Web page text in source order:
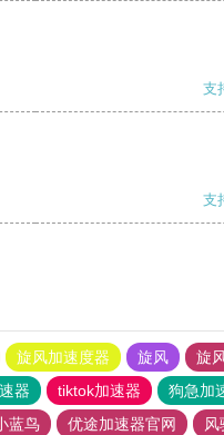
支
支
旋风加速度器 旋风
旋
器 tiktok加速器
狗急加
蓝鸟 优途加速器官网
风